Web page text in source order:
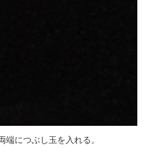
につぶし玉を入れる。